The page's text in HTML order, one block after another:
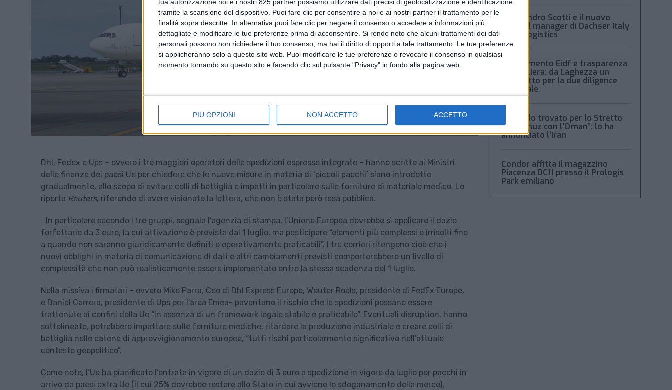
tua autorizzazione noi e i nostri 825 partner possiamo utilizzare dati precisi di geolocalizzazione e identificazione
tramite la scansione del dispositivo. Puoi fare clic per consentire a noi e ai nostri partner il trattamento per le
finalità sopra descritte. In alternativa puoi fare clic per negare il consenso o accedere a informazioni più
dettagliate e modificare le tue preferenze prima di acconsentire. Si rende noto che alcuni trattamenti dei dati
personali possono non richiedere il tuo consenso, ma hai il diritto di opporti a tale trattamento. Le tue preferenze
si applicheranno solo a questo sito web. Puoi modificare le tue preferenze o revocare il consenso in qualsiasi
momento tornando su questo sito e facendo clic sul pulsante "Privacy" in fondo alla pagina web.
PIÙ OPZIONI NON ACCETTO ACCETTO
Dhl, Fedex e Ups – ovvero i tre maggiori operatori delle spedizioni espresse integrate – hanno scritto ai Ministri
delle finanze dei paesi Ue per chiedere che le nuove misure in materia di ‘piccoli pacchi’ siano introdotte
gradualmente, allo scopo di evitare colli di bottiglia e impatti in particolare sulle forniture di materiale medico. Lo
riporta Reuters, riferendo di avere visionato la lettera, che non è stata però resa pubblica.
In particolare secondo i tre gruppi, segnala l’agenzia di stampa, l’Unione Europea dovrebbe sì applicare il dazio
forfettario da 3 euro, la cui attivazione è prevista dal 1 luglio, ma posticipare “elementi più complessi e irrisolti fino
a quando non saranno giuridicamente definiti e operativamente praticabili”. I tre corrieri ritengono cioè che i
nuovi obblighi in materia di comunicazione di dati e altri cambiamenti previsti comporterebbero un livello di
complessità che non può realisticamente essere implementato entro la stessa scadenza del 1 luglio.
Nella missiva i firmatari – ovvero Mike Parra, Ceo di Dhl Express Europe, Wouter Roels, presidente di FedEx Europe,
e Daniel Carrera, presidente di Ups per l’area Emea- paventano il rischio che le spedizioni possano essere
trattenute ai confini della Ue “in assenza di un framework legale stabile e praticabile”. Eventuali disruption, hanno
sottolineato, potrebbero impattare sulle forniture mediche, ritardare la produzione industriale e creare colli di
bottiglia nelle catene di approvvigionamento europee, “tutti rischi particolarmente significativo nell’attuale
contesto geopolitico”.
Come noto, l’Ue ha pianificato l’entrata in vigore di un dazio di 3 euro a spedizione in vigore da luglio per pacchi in
arrivo da paesi extra Ue (il cui 25% dovrebbe restare allo Stato in cui avviene lo sdoganamento della merce),
Alessandro Scotti è il nuovo
general manager di Dachser Italy
Food Logistics
Regolamento Eidf e trasparenza
della filiera: da Laghezza un
pacchetto per la due diligence
aziendale
“Accordo trovato per lo Stretto
di Hormuz con l’Oman”: lo ha
annunciato l’Iran
Condor affitta il magazzino
Piacenza DC11 presso il Prologis
Park emiliano